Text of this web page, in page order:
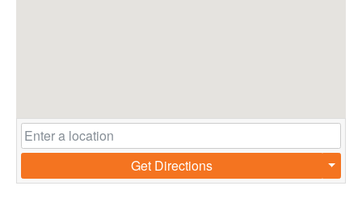
Get Directions